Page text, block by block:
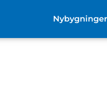
Nybygninger